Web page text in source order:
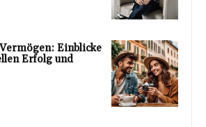
Einblicke
Erfolg und